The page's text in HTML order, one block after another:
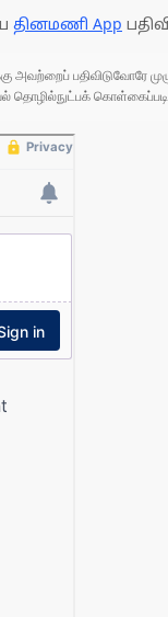
தினமணி App
அவற்றைப் பதிவிடுவோரே
கொள்கைப்படி